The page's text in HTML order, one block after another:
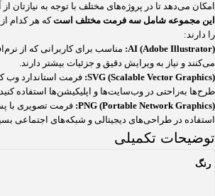
امکان می‌دهد تا در پروژه‌های مختلف با توجه به نیازتان از
این مجموعه شامل سه فرمت مختلف استکه هر کدام
را دارند:
AI (Adobe Illustrator): مناسب برای کاربرانی که از
می‌کنند و نیاز به ویرایش دقیق و جزئیات بیشتر دارند.
SVG (Scalable Vector Graphics): فرمت استاندارد وب
طرح‌ها به‌راحتی در وب‌سایت‌ها و اپلیکیشن‌ها استفاده
PNG (Portable Network Graphics): فرمت تصویری با
استفاده در طراحی‌های دیجیتالی و شبکه‌های اجتماعی
توضیحات تکمیلی
رنگ